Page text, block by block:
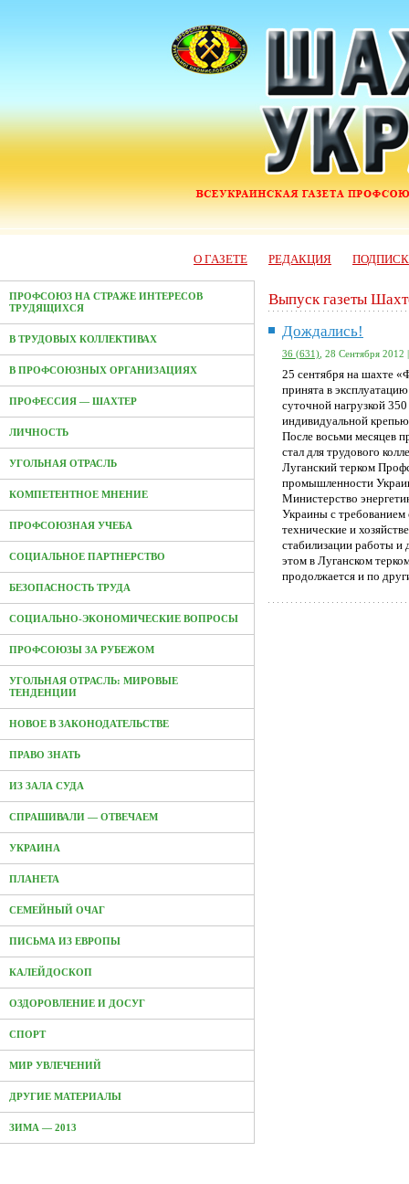
О ГАЗЕТЕ РЕДАКЦИЯ
ПРОФСОЮЗ НА СТРАЖЕ ИНТЕРЕСОВ
ТРУДЯЩИХСЯ
В ТРУДОВЫХ КОЛЛЕКТИВАХ
В ПРОФСОЮЗНЫХ ОРГАНИЗАЦИЯХ
ПРОФЕССИЯ — ШАХТЕР
ЛИЧНОСТЬ
УГОЛЬНАЯ ОТРАСЛЬ
КОМПЕТЕНТНОЕ МНЕНИЕ
ПРОФСОЮЗНАЯ УЧЕБА
СОЦИАЛЬНОЕ ПАРТНЕРСТВО
БЕЗОПАСНОСТЬ ТРУДА
СОЦИАЛЬНО-ЭКОНОМИЧЕСКИЕ ВОПРОСЫ
ПРОФСОЮЗЫ ЗА РУБЕЖОМ
УГОЛЬНАЯ ОТРАСЛЬ: МИРОВЫЕ
ТЕНДЕНЦИИ
НОВОЕ В ЗАКОНОДАТЕЛЬСТВЕ
ПРАВО ЗНАТЬ
ИЗ ЗАЛА СУДА
СПРАШИВАЛИ — ОТВЕЧАЕМ
УКРАИНА
ПЛАНЕТА
СЕМЕЙНЫЙ ОЧАГ
ПИСЬМА ИЗ ЕВРОПЫ
КАЛЕЙДОСКОП
ОЗДОРОВЛЕНИЕ И ДОСУГ
СПОРТ
МИР УВЛЕЧЕНИЙ
ДРУГИЕ МАТЕРИАЛЫ
ЗИМА — 2013
Выпуск газеты
Дождались!
36 (631), 28 Сентября 2012
25 сентября на шахте
принята в
суточной нагрузкой
индивидуальной
После восьми месяцев
стал для трудового
Луганский терком
промышленности
Министерство
Украины с требованием
технические и
стабилизации работы и
этом в Луганском
продолжается и по